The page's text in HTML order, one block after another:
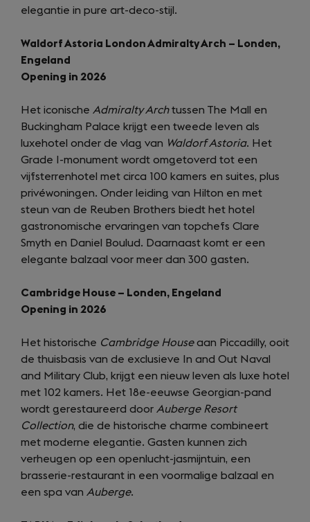
elegantie in pure art-deco-stijl.
Waldorf Astoria London Admiralty Arch – Londen,
Engeland
Opening in 2026
Het iconische Admiralty Archtussen The Mall en
Buckingham Palace krijgt een tweede leven als
luxehotel onder de vlag van Waldorf Astoria. Het
Grade I-monument wordt omgetoverd tot een
vijfsterrenhotel met circa 100 kamers en suites, plus
privéwoningen. Onder leiding van Hilton en met
steun van de Reuben Brothers biedt het hotel
gastronomische ervaringen van topchefs Clare
Smyth en Daniel Boulud. Daarnaast komt er een
elegante balzaal voor meer dan 300 gasten.
Cambridge House – Londen, Engeland
Opening in 2026
Het historische Cambridge Houseaan Piccadilly, ooit
de thuisbasis van de exclusieve In and Out Naval
and Military Club, krijgt een nieuw leven als luxe hotel
met 102 kamers. Het 18e-eeuwse Georgian-pand
wordt gerestaureerd door Auberge Resort
Collection, die de historische charme combineert
met moderne elegantie. Gasten kunnen zich
verheugen op een openlucht-jasmijntuin, een
brasserie-restaurant in een voormalige balzaal en
een spa van Auberge.